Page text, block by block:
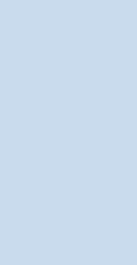
cenu!